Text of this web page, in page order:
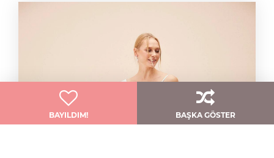
BAYILDIM! BAŞKA GÖSTER